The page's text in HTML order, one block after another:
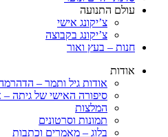
עולם התנועה
צ’יקונג אישי
צ’יקונג בקבוצה
חנות – בעץ ואור
אודות
אודות גיל ותמר –
סיפורה האישי של גיתה
המלצות
תמונות וסרטונים
בלוג – מאמרים וכתבות